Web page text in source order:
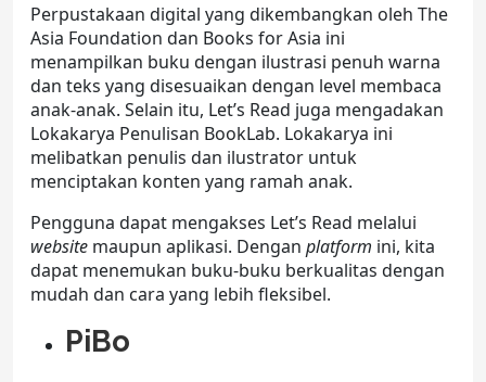
Perpustakaan digital yang dikembangkan oleh The
Asia Foundation dan Books for Asia ini
menampilkan buku dengan ilustrasi penuh warna
dan teks yang disesuaikan dengan level membaca
anak-anak. Selain itu, Let’s Read juga mengadakan
Lokakarya Penulisan BookLab. Lokakarya ini
melibatkan penulis dan ilustrator untuk
menciptakan konten yang ramah anak.
Pengguna dapat mengakses Let’s Read melalui
website maupun aplikasi. Dengan platform ini, kita
dapat menemukan buku-buku berkualitas dengan
mudah dan cara yang lebih fleksibel.
PiBo